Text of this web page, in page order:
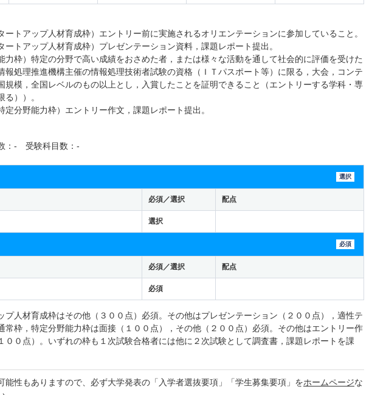
ートアップ人材育成枠）エントリー前に実施されるオリエンテーションに参加していること。
ートアップ人材育成枠）プレゼンテーション資料，課題レポート提出。
力枠）特定の分野で高い成績をおさめた者，または様々な活動を通して社会的に評価を受けた
報処理推進機構主催の情報処理技術者試験の資格（ＩＴパスポート等）に限る，大会，コンテ
規模，全国レベルのもの以上とし，入賞したことを証明できること（エントリーする学科・専
））。
定分野能力枠）エントリー作文，課題レポート提出。
：- 受験科目数：-
選択
必須／選択 配点
選択
必須
必須／選択 配点
必須
人材育成枠はその他（３００点）必須。その他はプレゼンテーション（２００点），適性テ
常枠，特定分野能力枠は面接（１００点），その他（２００点）必須。その他はエントリー作
００点）。いずれの枠も１次試験合格者には他に２次試験として調査書，課題レポートを課
性もありますので、必ず大学発表の「入学者選抜要項」「学生募集要項」をホームページな